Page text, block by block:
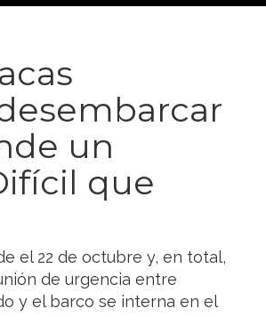
un
que
el 22 de octubre y, en total,
de urgencia entre
y el barco se interna en el